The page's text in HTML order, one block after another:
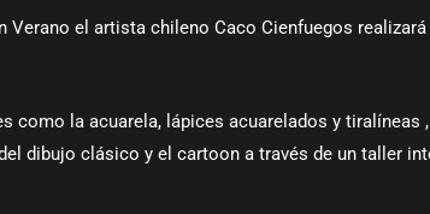
Verano el artista chileno Caco Cienfuegos
como la acuarela, lápices acuarelados y
dibujo clásico y el cartoon a través de un taller